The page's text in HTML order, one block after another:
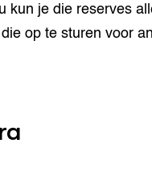
kun je die reserves
op te sturen voor